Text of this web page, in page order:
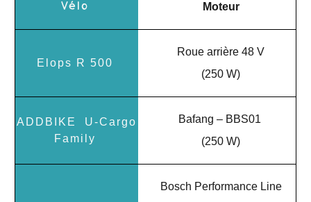
Moteur
Roue arrière 48 V
(250 W)
Bafang – BBS01
(250 W)
Bosch Performance Line